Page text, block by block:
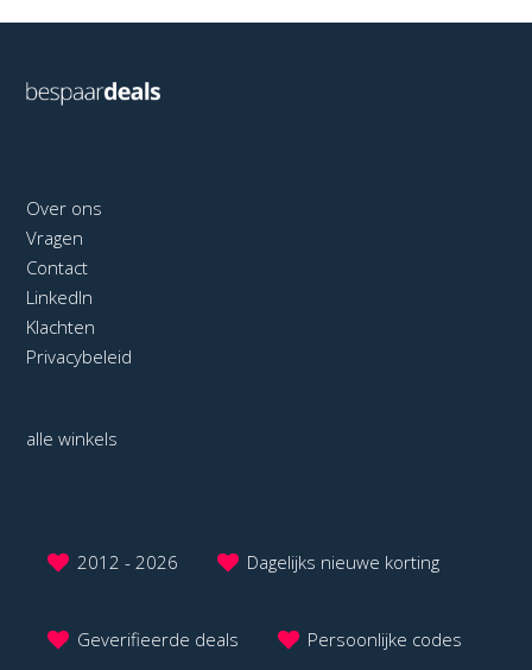
Over ons
Vragen
Contact
LinkedIn
Klachten
Privacybeleid
alle winkels
2012 - 2026 Dagelijks nieuwe korting
Geverifieerde deals Persoonlijke codes